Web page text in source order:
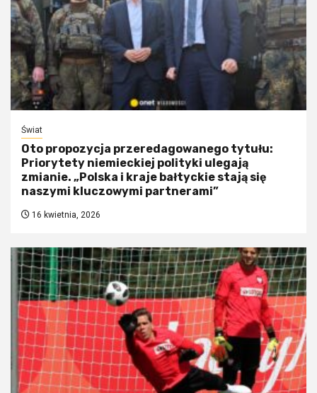
Świat
Oto propozycja przeredagowanego tytułu:
Priorytety niemieckiej polityki ulegają
zmianie. „Polska i kraje bałtyckie stają się
naszymi kluczowymi partnerami”
16 kwietnia, 2026